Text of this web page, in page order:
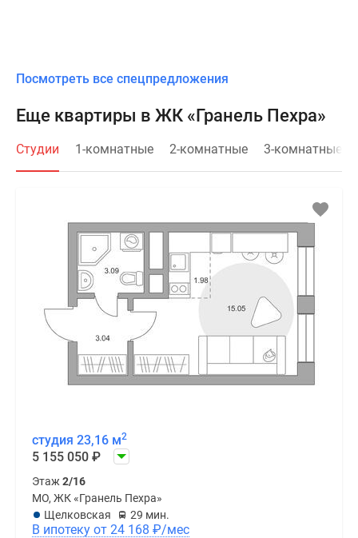
Посмотреть все спецпредложения
Еще квартиры в ЖК «Гранель Пехра»
Студии 1-комнатные 2-комнатные 3-комнатные
студия 23,16 м2
5 155 050 ₽
Этаж 2/16
МО, ЖК «Гранель Пехра»
Щелковская
29 мин.
В ипотеку от 24 168 ₽/мес